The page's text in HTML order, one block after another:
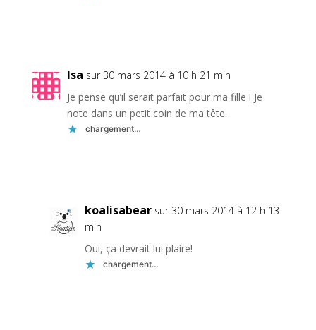
Isa sur 30 mars 2014 à 10 h 21 min
Je pense qu’il serait parfait pour ma fille ! Je
note dans un petit coin de ma tête.
chargement…
koalisabear sur 30 mars 2014 à 12 h 13
min
Oui, ça devrait lui plaire!
chargement…